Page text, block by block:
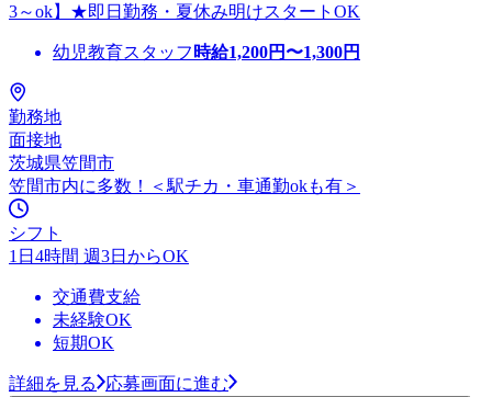
3～ok】★即日勤務・夏休み明けスタートOK
幼児教育スタッフ 時給1,200円〜1,300円
勤務地
面接地
茨城県笠間市
笠間市内に多数！＜駅チカ・車通勤okも有＞
シフト
1日4時間 週3日からOK
交通費支給
未経験OK
短期OK
詳細を見る 応募画面に進む